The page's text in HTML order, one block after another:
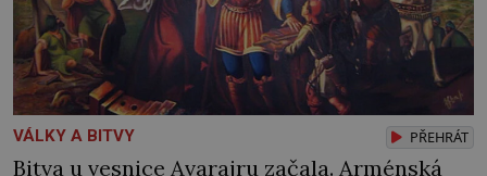
VÁLKY A BITVY PŘEHRÁT
Bitva u vesnice Avarajru začala. Arménská